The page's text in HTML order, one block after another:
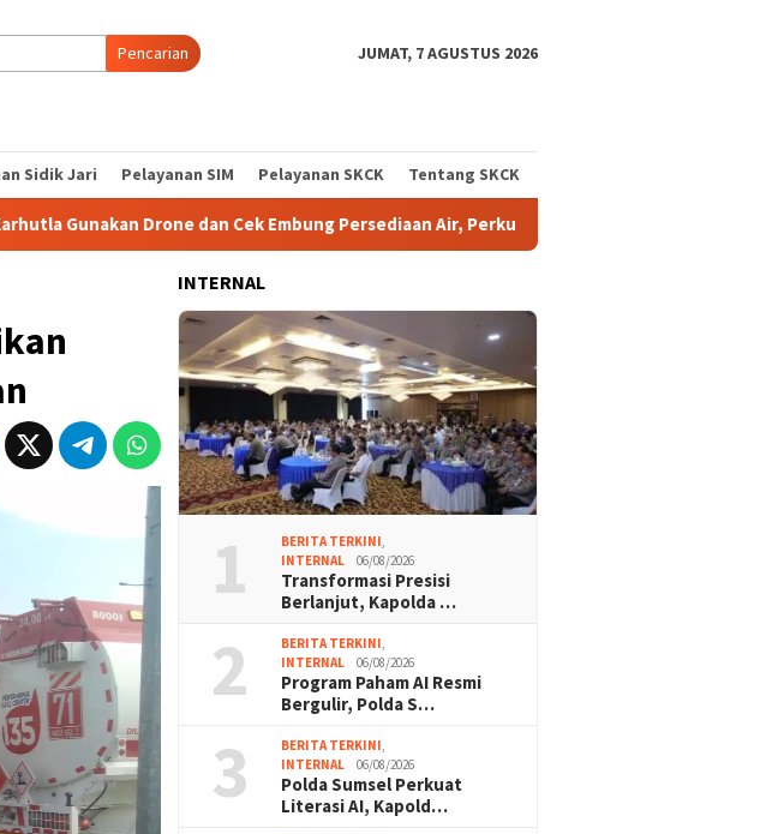
Pencarian JUMAT, 7 AGUSTUS 2026
Sidik Jari Pelayanan SIM Pelayanan SKCK Tentang SKCK
Embung Persediaan Air, Perkuat Kesiapsiagaan Hadapi Musim Kemarau
INTERNAL
1 BERITA TERKINI
INTERNAL
06/08/2026
Transformasi Presisi
Berlanjut, Kapolda …
2 BERITA TERKINI
INTERNAL
06/08/2026
Program Paham AI Resmi
Bergulir, Polda S…
3 BERITA TERKINI
INTERNAL
06/08/2026
Polda Sumsel Perkuat
Literasi AI, Kapold…